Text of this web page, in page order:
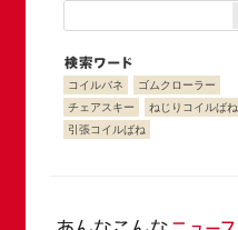
コイルバネ
ゴムクローラー
チェアスキー
ねじりコイルばね
引張コイルばね